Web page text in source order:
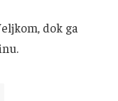
dok ga